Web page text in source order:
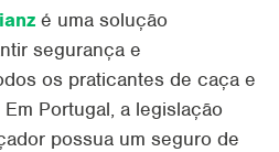
é uma solução
segurança e
os praticantes de caça e
Portugal, a legislação
possua um seguro de